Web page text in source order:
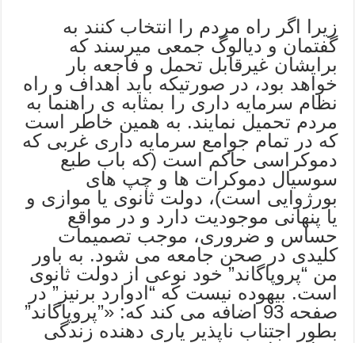
زیرا اگر راه مردم را انتخاب کنند به
گفتمان و دیالوگ جمعی میرسند که
برایشان غیرقابل تحمل و فاجعه بار
خواهد بود، در صورتیکه باید اهداف و راه
نظام سرمایه داری را بمثابه ی راهنما به
مردم تحمیل نمایند. به همین خاطر است
که در تمام جوامع سرمایه داری غربی که
دموکراسی حاکم است (که باب طبع
سوسیال دموکرات ها و چپ های
بورژوایی است)، دولت ثانوی یا موازی و
یا پنهانی موجودیت دارد و در مواقع
حساس و ضروری، موجب تصمیمات
کلیدی در صحن جامعه می شود. به باور
من “پروپاگاند” خود نوعی از دولت ثانوی
است. بیهوده نیست که “ادوارد برنیز” در
صفحه 93 اضافه می کند که: «”پروپاگاند”
بطور اجتناب ناپذیر یاری دهنده زندگی